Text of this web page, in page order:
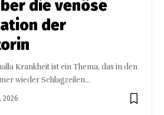
die venöse
der
Krankheit ist ein Thema, das in den
wieder Schlagzeilen…
2026